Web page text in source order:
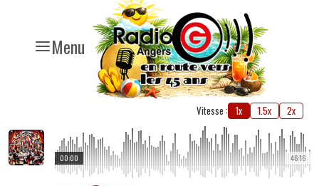
Menu
Vitesse : 1x 1.5x 2x
46:16
00:00